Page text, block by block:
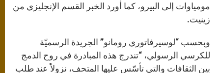
مومياوات إلى البيرو، كما أورد الخبر القسم الإنجليزي من
زينيت.
وبحسب “لوسيرفاتوري رومانو” الجريدة الرسميّة
للكرسي الرسولي، “تندرج هذه المبادرة في روح الدمج
بين الثقافات والتي تأسّس عليها المتحف، نزولاً عند طلب